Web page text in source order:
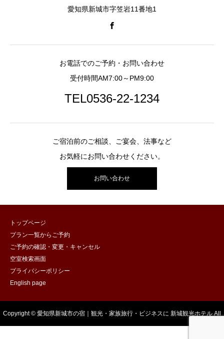
愛知県新城市字笠岩11番地1
お電話でのご予約・お問い合わせ
受付時間AM7:00～PM9:00
TEL0536-22-1234
ご宿泊前のご相談、ご宴会、法事など
お気軽にお問い合わせください。
お問い合わせ
トップページ
プラン一覧からご予約
ご予約の確認・変更・キャンセル
空室検索画面
プライバシーポリシー
English page
Copyright © 愛知県新城市の宿｜観光・家族旅行・ビジネスに 新城観光ホテル All